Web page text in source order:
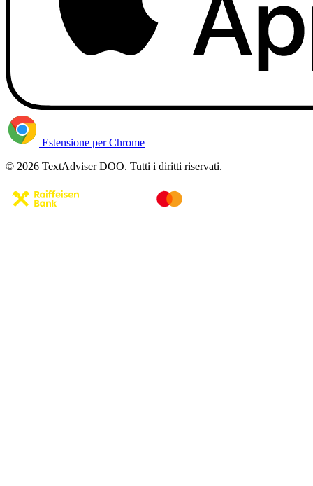
Estensione per Chrome
© 2026 TextAdviser DOO. Tutti i diritti riservati.